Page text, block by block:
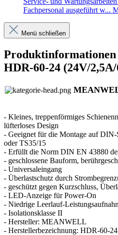
Fachpersonal ausgeführt w...
Menü schließen
HDR-60-24 (24V/
- Kleines, treppenförmiges
lüfterloses Design
- Geeignet für die Montage auf DIN-
oder TS35/15
- Erfüllt die Norm DIN EN 43880
- geschlossene Bauform,
- Universaleingang
- Überlastschutz durch
- geschützt gegen Kurzschluss,
- LED-Anzeige für Power-On
- Niedrige Leerlauf-
- Isolationsklasse II
- Hersteller: MEANWELL
- Herstellerbezeichnung: HDR-60-24